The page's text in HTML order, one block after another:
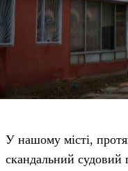
У нашому місті,
скандальний судовий